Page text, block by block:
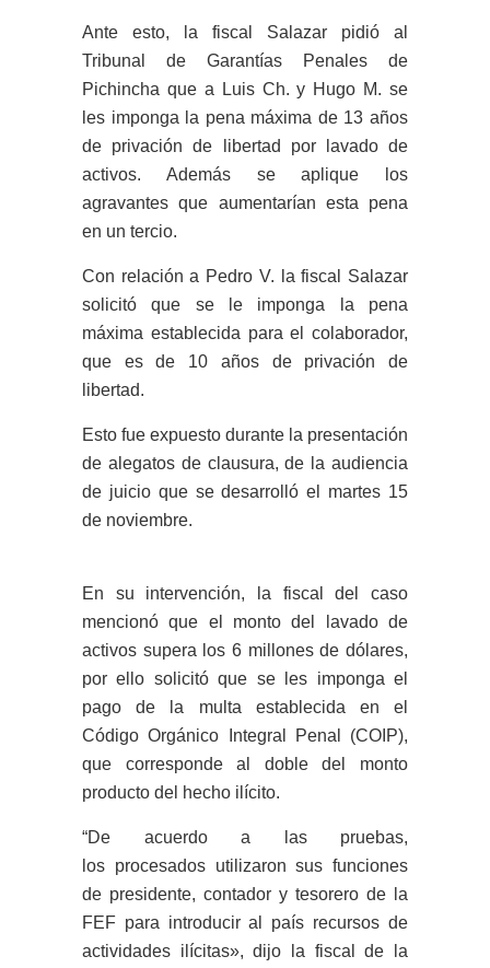
Ante esto, la fiscal Salazar pidió al
Tribunal de Garantías Penales de
Pichincha que a Luis Ch. y Hugo M. se
les imponga la pena máxima de 13 años
de privación de libertad por lavado de
activos. Además se aplique los
agravantes que aumentarían esta pena
en un tercio.
Con relación a Pedro V. la fiscal Salazar
solicitó que se le imponga la pena
máxima establecida para el colaborador,
que es de 10 años de privación de
libertad.
Esto fue expuesto durante la presentación
de alegatos de clausura, de la audiencia
de juicio que se desarrolló el martes 15
de noviembre.
En su intervención, la fiscal del caso
mencionó que el monto del lavado de
activos supera los 6 millones de dólares,
por ello solicitó que se les imponga el
pago de la multa establecida en el
Código Orgánico Integral Penal (COIP),
que corresponde al doble del monto
producto del hecho ilícito.
“De acuerdo a las pruebas,
los procesados utilizaron sus funciones
de presidente, contador y tesorero de la
FEF para introducir al país recursos de
actividades ilícitas», dijo la fiscal de la